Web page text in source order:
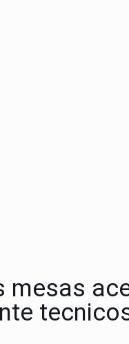
mesas